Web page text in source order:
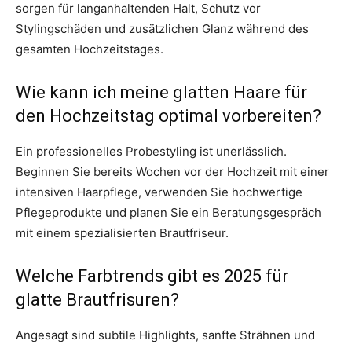
sorgen für langanhaltenden Halt, Schutz vor
Stylingschäden und zusätzlichen Glanz während des
gesamten Hochzeitstages.
Wie kann ich meine glatten Haare für
den Hochzeitstag optimal vorbereiten?
Ein professionelles Probestyling ist unerlässlich.
Beginnen Sie bereits Wochen vor der Hochzeit mit einer
intensiven Haarpflege, verwenden Sie hochwertige
Pflegeprodukte und planen Sie ein Beratungsgespräch
mit einem spezialisierten Brautfriseur.
Welche Farbtrends gibt es 2025 für
glatte Brautfrisuren?
Angesagt sind subtile Highlights, sanfte Strähnen und